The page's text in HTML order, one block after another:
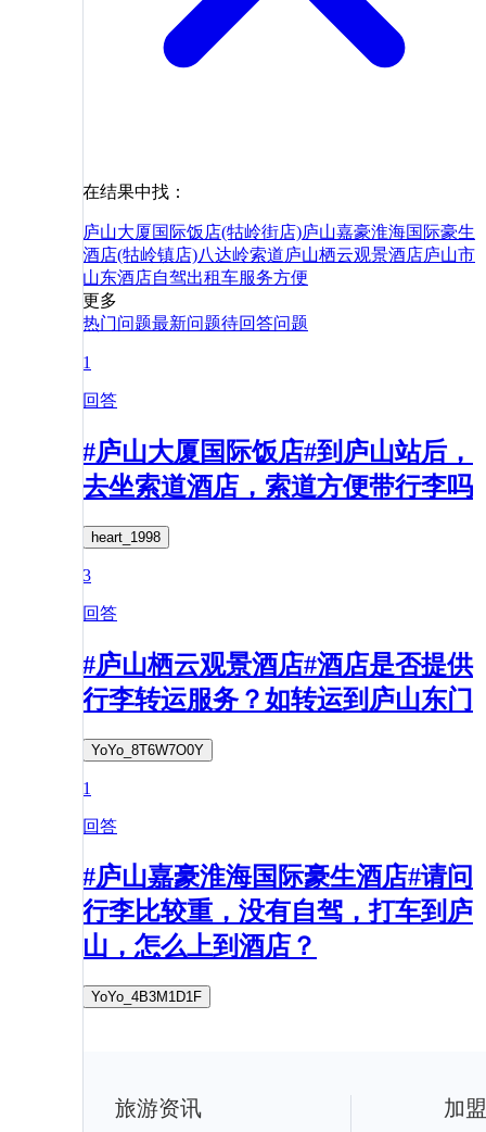
在结果中找：
庐山大厦国际饭店(牯岭街店)庐山嘉豪淮海国际豪生
酒店(牯岭镇店)八达岭索道庐山栖云观景酒店庐山市
山东酒店自驾出租车服务方便
更多
热门问题最新问题待回答问题
1
回答
#庐山大厦国际饭店#到庐山站后，
去坐索道酒店，索道方便带行李吗
heart_1998
3
回答
#庐山栖云观景酒店#酒店是否提供
行李转运服务？如转运到庐山东门
YoYo_8T6W7O0Y
1
回答
#庐山嘉豪淮海国际豪生酒店#请问
行李比较重，没有自驾，打车到庐
山，怎么上到酒店？
YoYo_4B3M1D1F
旅游资讯 加